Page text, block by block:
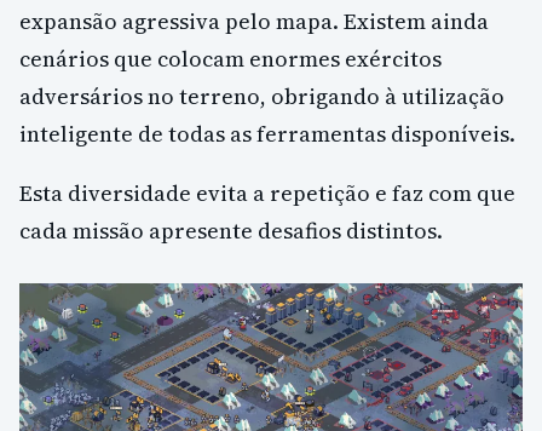
expansão agressiva pelo mapa. Existem ainda
cenários que colocam enormes exércitos
adversários no terreno, obrigando à utilização
inteligente de todas as ferramentas disponíveis.
Esta diversidade evita a repetição e faz com que
cada missão apresente desafios distintos.